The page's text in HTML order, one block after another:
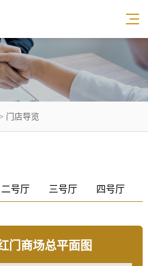
门店导览
二号厅 三号厅 四号厅
门商场总平面图